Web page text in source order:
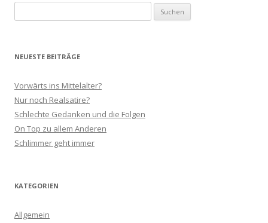
nach:
NEUESTE BEITRÄGE
Vorwärts ins Mittelalter?
Nur noch Realsatire?
Schlechte Gedanken und die Folgen
On Top zu allem Anderen
Schlimmer geht immer
KATEGORIEN
Allgemein